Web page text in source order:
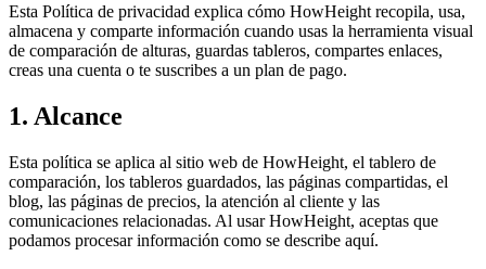
Esta Política de privacidad explica cómo HowHeight recopila, usa,
almacena y comparte información cuando usas la herramienta visual
de comparación de alturas, guardas tableros, compartes enlaces,
creas una cuenta o te suscribes a un plan de pago.
1. Alcance
Esta política se aplica al sitio web de HowHeight, el tablero de
comparación, los tableros guardados, las páginas compartidas, el
blog, las páginas de precios, la atención al cliente y las
comunicaciones relacionadas. Al usar HowHeight, aceptas que
podamos procesar información como se describe aquí.